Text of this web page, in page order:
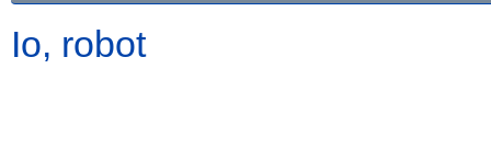
Io, robot